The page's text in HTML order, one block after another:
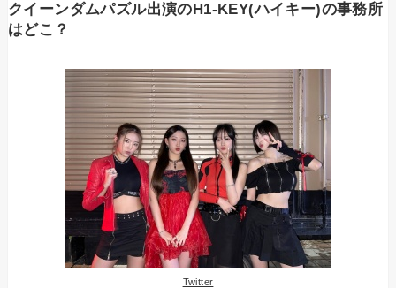
クイーンダムパズル出演のH1-KEY(ハイキー)の事務所
はどこ？
Twitter